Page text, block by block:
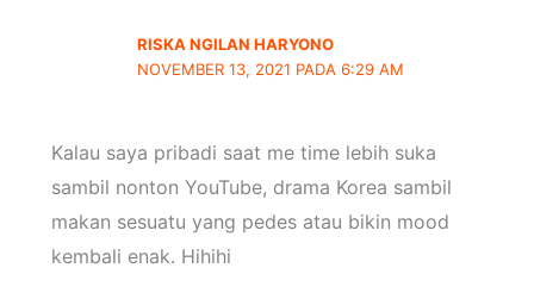
RISKA NGILAN HARYONO
NOVEMBER 13, 2021 PADA 6:29 AM
Kalau saya pribadi saat me time lebih suka
sambil nonton YouTube, drama Korea sambil
makan sesuatu yang pedes atau bikin mood
kembali enak. Hihihi